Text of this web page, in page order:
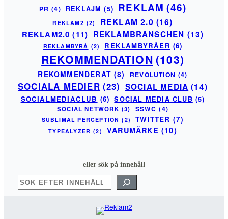
PR (4) REKLAJM (5) REKLAM (46)
REKLAM2 (2) REKLAM 2.0 (16)
REKLAM2.0 (11) REKLAMBRANSCHEN (13)
REKLAMBYRÅ (2) REKLAMBYRÅER (6)
REKOMMENDATION (103)
REKOMMENDERAT (8) REVOLUTION (4)
SOCIALA MEDIER (23) SOCIAL MEDIA (14)
SOCIALMEDIACLUB (6) SOCIAL MEDIA CLUB (5)
SOCIAL NETWORK (3) SSWC (4)
SUBLIMAL PERCEPTION (2) TWITTER (7)
TYPEALYZER (2) VARUMÄRKE (10)
eller sök på innehåll
SÖK